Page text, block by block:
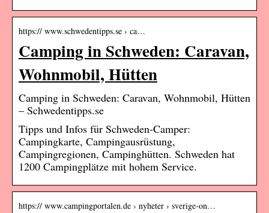
https:// www.schwedentipps.se › ca…
Camping in Schweden: Caravan,
Wohnmobil, Hütten
Camping in Schweden: Caravan, Wohnmobil, Hütten
– Schwedentipps.se
Tipps und Infos für Schweden-Camper:
Campingkarte, Campingausrüstung,
Campingregionen, Campinghütten. Schweden hat
1200 Campingplätze mit hohem Service.
https:// www.campingportalen.de › nyheter › sverige-on…